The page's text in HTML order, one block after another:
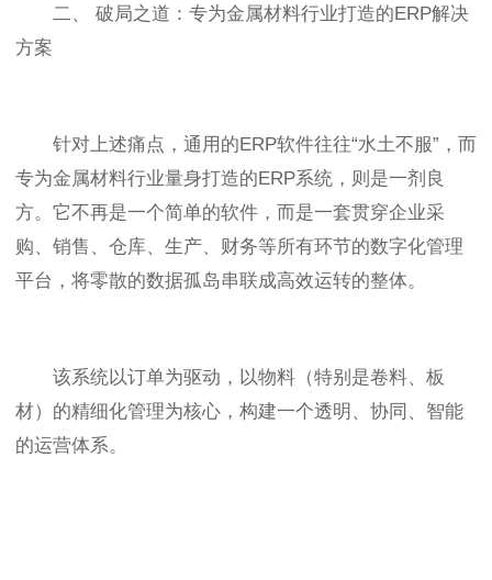
二、 破局之道：专为金属材料行业打造的ERP解决
方案
针对上述痛点，通用的ERP软件往往“水土不服”，而
专为金属材料行业量身打造的ERP系统，则是一剂良
方。它不再是一个简单的软件，而是一套贯穿企业采
购、销售、仓库、生产、财务等所有环节的数字化管理
平台，将零散的数据孤岛串联成高效运转的整体。
该系统以订单为驱动，以物料（特别是卷料、板
材）的精细化管理为核心，构建一个透明、协同、智能
的运营体系。